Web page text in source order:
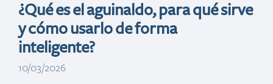
¿Qué es el aguinaldo, para qué sirve
y cómo usarlo de forma
inteligente?
10/03/2026